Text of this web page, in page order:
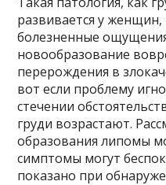
развивается у
болезненные
новообразование
перерождения в
вот если проблему
стечении
груди возрастают.
образования липомы
симптомы могут
показано при